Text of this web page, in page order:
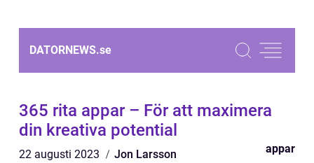
DATORNEWS.se
365 rita appar – För att maximera
din kreativa potential
22 augusti 2023 Jon Larsson appar